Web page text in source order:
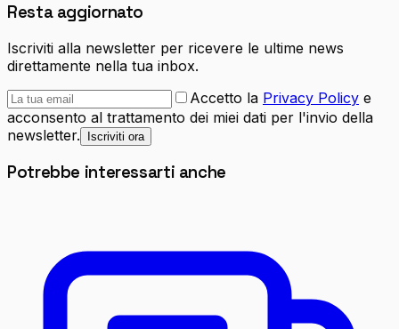
Resta aggiornato
Iscriviti alla newsletter per ricevere le ultime news
direttamente nella tua inbox.
Accetto la Privacy Policy e
acconsento al trattamento dei miei dati per l'invio della
newsletter.
Iscriviti ora
Potrebbe interessarti anche